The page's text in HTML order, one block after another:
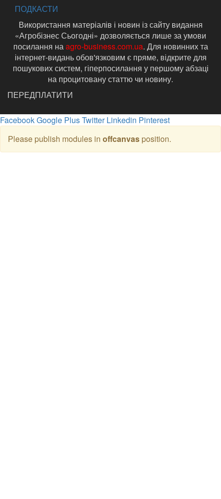
ПОДКАСТИ
Використання матеріалів і новин із сайту видання
«Агробізнес Сьогодні» дозволяється лише за умови
посилання наagro-business.com.ua. Для новинних та
інтернет-видань обов'язковим є пряме, відкрите для
пошукових систем, гіперпосилання у першому абзаці
на процитовану статтю чи новину.
ПЕРЕДПЛАТИТИ
FacebookGoogle PlusTwitter Linkedin Pinterest
Please publish modules in offcanvas position.